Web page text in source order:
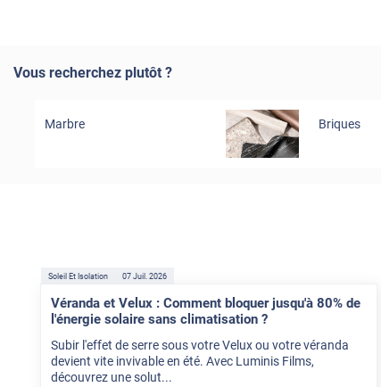
Vous recherchez plutôt ?
Marbre Briques
Soleil Et Isolation 07 Juil. 2026
Véranda et Velux : Comment bloquer jusqu'à 80% de
l'énergie solaire sans climatisation ?
Subir l'effet de serre sous votre Velux ou votre véranda
devient vite invivable en été. Avec Luminis Films,
découvrez une solut...